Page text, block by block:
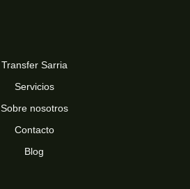
Transfer Sarria
Servicios
Sobre nosotros
Contacto
Blog